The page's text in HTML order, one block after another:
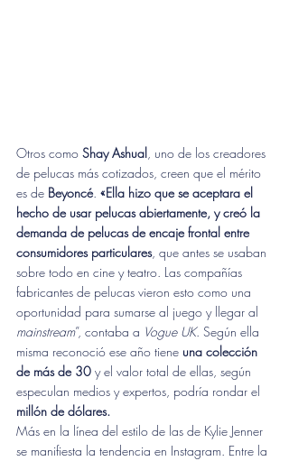
Otros como Shay Ashual, uno de los creadores
de pelucas más cotizados, creen que el mérito
es de Beyoncé. «Ella hizo que se aceptara el
hecho de usar pelucas abiertamente, y creó la
demanda de pelucas de encaje frontal entre
consumidores particulares, que antes se usaban
sobre todo en cine y teatro. Las compañías
fabricantes de pelucas vieron esto como una
oportunidad para sumarse al juego y llegar al
mainstream”, contaba a Vogue UK. Según ella
misma reconoció ese año tiene una colección
de más de 30 y el valor total de ellas, según
especulan medios y expertos, podría rondar el
millón de dólares.
Más en la línea del estilo de las de Kylie Jenner
se manifiesta la tendencia en Instagram. Entre la